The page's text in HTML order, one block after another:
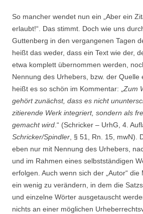
So mancher wendet nun ein „Aber ein
erlaubt!“. Das stimmt. Doch wie uns
Guttenberg in den vergangenen Tagen
heißt das weder, dass ein Text wie der,
etwa komplett übernommen werden,
Nennung des Urhebers, bzw. der Quelle
heißt es so schön im Kommentar: „ Zum
gehört zunächst, dass es nicht
zitierende Werk integriert, sondern als
gemacht wird .“ (Schricker – UrhG, 4.
Schricker/Spindler , § 51, Rn. 15, mwN).
eben nur mit Nennung des Urhebers,
und im Rahmen eines selbstständigen
erfolgen. Auch wenn sich der „Autor“
ein wenig zu verändern, in dem die
und einzelne Wörter ausgetauscht
nichts an einer möglichen